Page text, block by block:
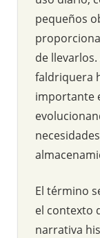
pequeños
de
faldriquera
importante
El término
el contexto
narrativa